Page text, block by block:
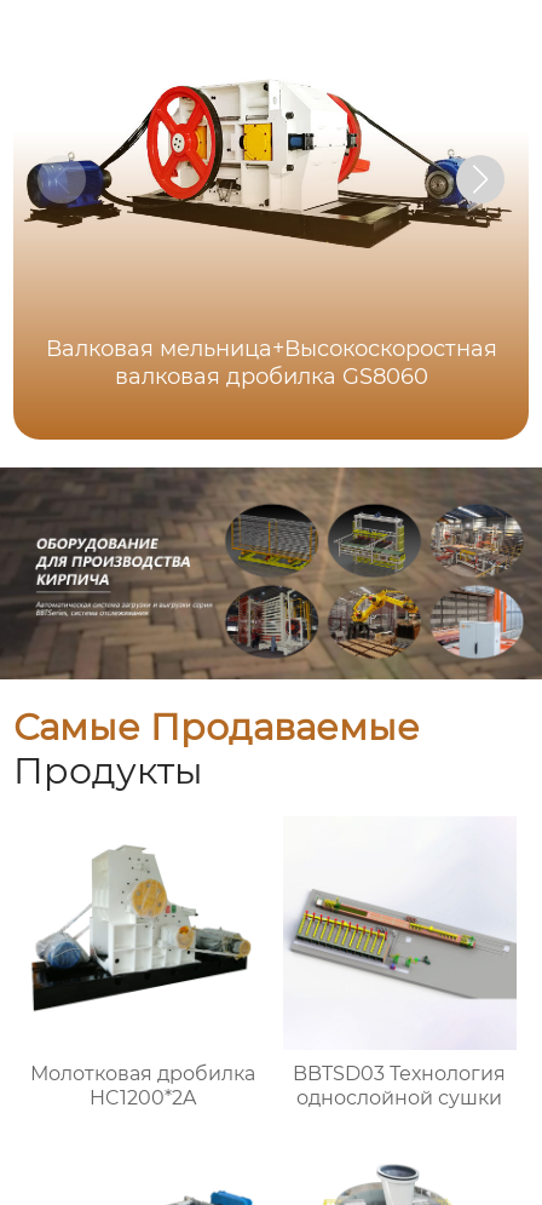
Валковая мельница+Высокоскоростная
валковая дробилка GS8060
Самые Продаваемые
Продукты
Молотковая дробилка
HC1200*2A
BBTSD03 Технология
однослойной сушки